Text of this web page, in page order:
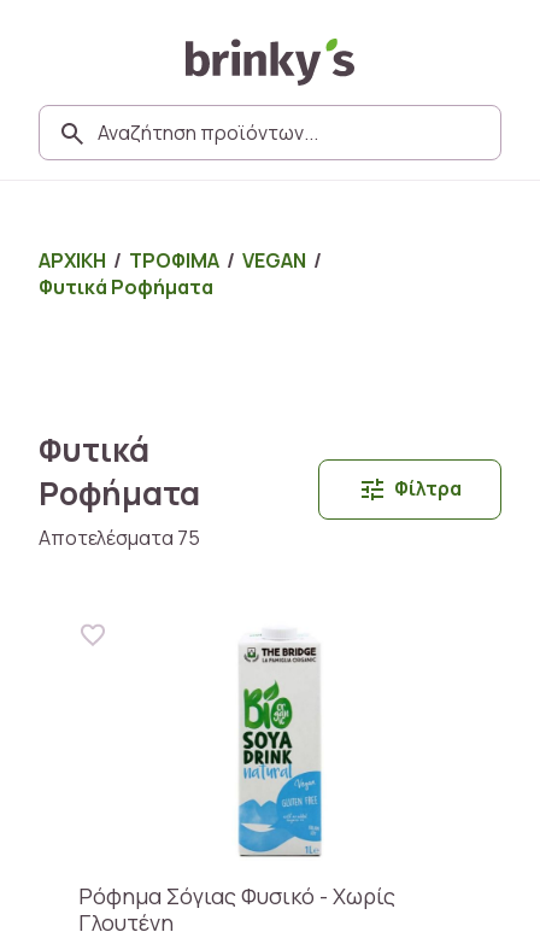
ΑΡΧΙΚΗ / ΤΡΟΦΙΜΑ / VEGAN /
Φυτικά Ροφήματα
Φυτικά
Ροφήματα
Αποτελέσματα 75
Φίλτρα
Ρόφημα Σόγιας Φυσικό - Χωρίς
Γλουτένη